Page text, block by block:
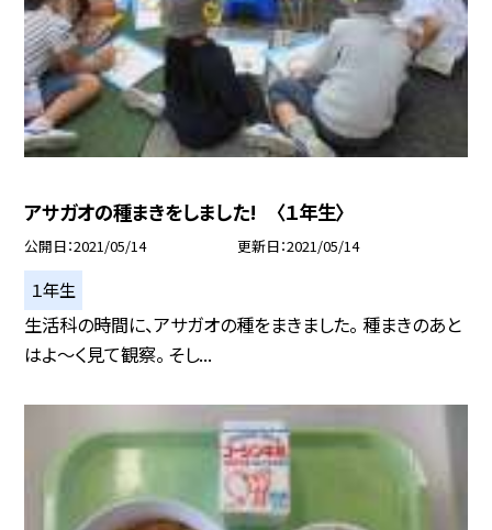
アサガオの種まきをしました! 〈１年生〉
公開日 2021/05/14 更新日 2021/05/14
１年生
生活科の時間に、アサガオの種をまきました。 種まきのあと
はよ〜く見て観察。 そし...